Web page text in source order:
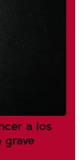
a los
grave